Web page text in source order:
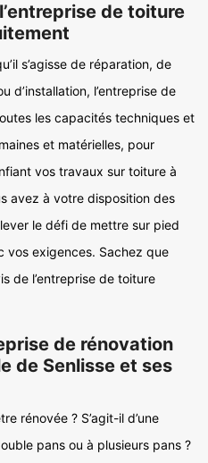
de toiture
s’agisse de réparation, de
d’installation, l’entreprise de
les capacités techniques et
et matérielles, pour
vos travaux sur toiture à
avez à votre disposition des
le défi de mettre sur pied
vos exigences. Sachez que
de l’entreprise de toiture
de rénovation
de Senlisse et ses
rénovée ? S’agit-il d’une
pans ou à plusieurs pans ?